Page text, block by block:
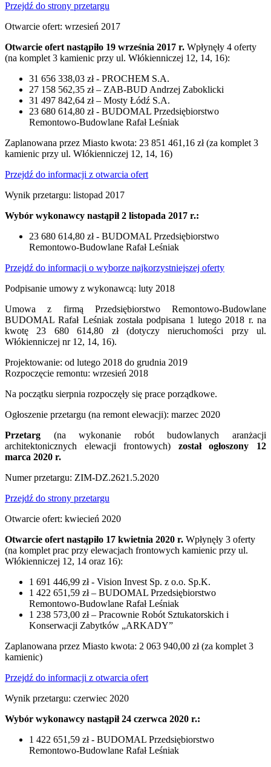
Przejdź do strony przetargu
Otwarcie ofert: wrzesień 2017
Otwarcie ofert nastąpiło 19 września 2017 r. Wpłynęły 4 oferty
(na komplet 3 kamienic przy ul. Włókienniczej 12, 14, 16):
31 656 338,03 zł - PROCHEM S.A.
27 158 562,35 zł – ZAB-BUD Andrzej Zaboklicki
31 497 842,64 zł – Mosty Łódź S.A.
23 680 614,80 zł - BUDOMAL Przedsiębiorstwo
Remontowo-Budowlane Rafał Leśniak
Zaplanowana przez Miasto kwota: 23 851 461,16 zł (za komplet 3
kamienic przy ul. Włókienniczej 12, 14, 16)
Przejdź do informacji z otwarcia ofert
Wynik przetargu: listopad 2017
Wybór wykonawcy nastąpił 2 listopada 2017 r.:
23 680 614,80 zł - BUDOMAL Przedsiębiorstwo
Remontowo-Budowlane Rafał Leśniak
Przejdź do informacji o wyborze najkorzystniejszej oferty
Podpisanie umowy z wykonawcą: luty 2018
Umowa z firmą Przedsiębiorstwo Remontowo-Budowlane
BUDOMAL Rafał Leśniak została podpisana 1 lutego 2018 r. na
kwotę 23 680 614,80 zł (dotyczy nieruchomości przy ul.
Włókienniczej nr 12, 14, 16).
Projektowanie: od lutego 2018 do grudnia 2019
Rozpoczęcie remontu: wrzesień 2018
Na początku sierpnia rozpoczęły się prace porządkowe.
Ogłoszenie przetargu (na remont elewacji): marzec 2020
Przetarg (na wykonanie robót budowlanych aranżacji
architektonicznych elewacji frontowych) został ogłoszony 12
marca 2020 r.
Numer przetargu: ZIM-DZ.2621.5.2020
Przejdź do strony przetargu
Otwarcie ofert: kwiecień 2020
Otwarcie ofert nastąpiło 17 kwietnia 2020 r. Wpłynęły 3 oferty
(na komplet prac przy elewacjach frontowych kamienic przy ul.
Włókienniczej 12, 14 oraz 16):
1 691 446,99 zł - Vision Invest Sp. z o.o. Sp.K.
1 422 651,59 zł – BUDOMAL Przedsiębiorstwo
Remontowo-Budowlane Rafał Leśniak
1 238 573,00 zł – Pracownie Robót Sztukatorskich i
Konserwacji Zabytków „ARKADY”
Zaplanowana przez Miasto kwota: 2 063 940,00 zł (za komplet 3
kamienic)
Przejdź do informacji z otwarcia ofert
Wynik przetargu: czerwiec 2020
Wybór wykonawcy nastąpił 24 czerwca 2020 r.:
1 422 651,59 zł - BUDOMAL Przedsiębiorstwo
Remontowo-Budowlane Rafał Leśniak